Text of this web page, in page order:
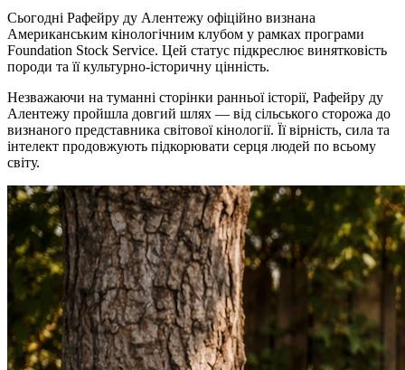
Сьогодні Рафейру ду Алентежу офіційно визнана
Американським кінологічним клубом у рамках програми
Foundation Stock Service. Цей статус підкреслює винятковість
породи та її культурно-історичну цінність.
Незважаючи на туманні сторінки ранньої історії, Рафейру ду
Алентежу пройшла довгий шлях — від сільського сторожа до
визнаного представника світової кінології. Її вірність, сила та
інтелект продовжують підкорювати серця людей по всьому
світу.